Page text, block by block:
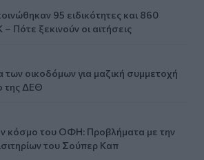
95 ειδικότητες και 860
Πότε ξεκινούν οι αιτήσεις
οικοδόμων για μαζική συμμετοχή
της ΔΕΘ
κόσμο του ΟΦΗ: Προβλήματα με την
του Σούπερ Καπ